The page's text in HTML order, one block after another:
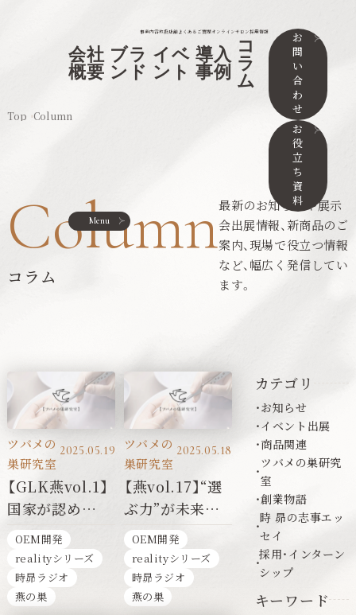
事業内容取扱店舗よくあるご質問オンラインサロン採用情報
会社
概要
ブラ
ンド
イベ
ント
導入
事例
コ
ラ
ム
お
問
い
合
わ
せ
お
役
立
ち
資
料
Menu
Top Column
Column
コラム
最新のお知らせや展示
会出展情報、新商品のご
案内、現場で役立つ情報
など、幅広く発信してい
ます。
ツバメの
巣研究室
2025.05.19
【GLK燕vol.1】
国家が認め
た“本物のツバ
メの
巣”──Glyken
という選択
OEM開発
realityシリーズ
時昴ラジオ
燕の巣
ツバメの
巣研究室
2025.05.18
【燕vol.17】“選
ぶ力”が未来を
変える──ツバ
メの巣シリー
ズ 【完】
OEM開発
realityシリーズ
時昴ラジオ
燕の巣
カテゴリ
お知らせ
イベント出展
商品関連
ツバメの巣研究
室
創業物語
時 昴の志事エッ
セイ
採用・インターン
シップ
キーワード